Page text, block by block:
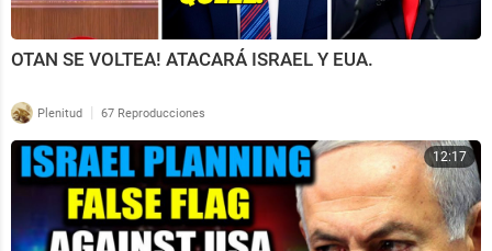
OTAN SE VOLTEA! ATACARÁ ISRAEL Y EUA.
Plenitud | 67 Reproducciones
12:17